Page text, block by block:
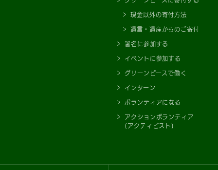
現金以外の寄付方法
遺言・遺産からのご寄付
署名に参加する
イベントに参加する
グリーンピースで働く
インターン
ボランティアになる
アクションボランティア
(アクティビスト)